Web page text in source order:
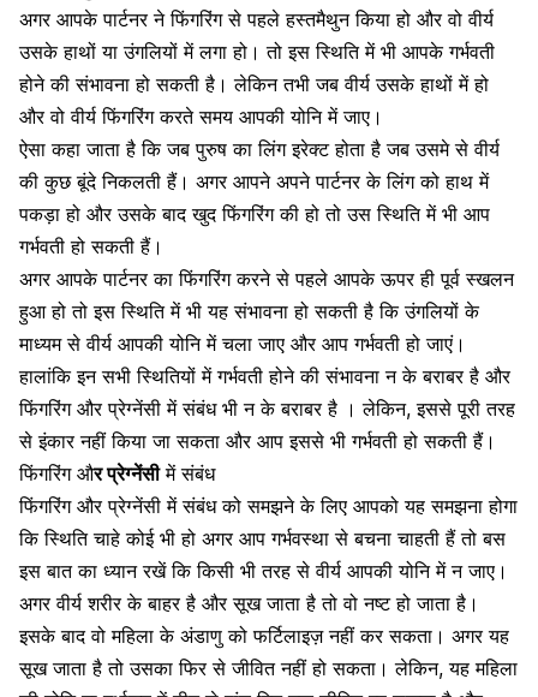
अगर आपके पार्टनर ने फिंगरिंग से पहलेहस्तमैथुन किया हो और वो वीर्य
उसके हाथों या उंगलियों में लगा हो। तो इस स्थिति में भी आपके गर्भवती
होने की संभावना हो सकती है। लेकिन तभी जब वीर्य उसके हाथों में हो
और वो वीर्य फिंगरिंग करते समय आपकी योनि में जाए।
ऐसा कहा जाता है कि जब पुरुष का लिंग इरेक्ट होता है जब उसमे से वीर्य
की कुछ बूंदे निकलती हैं। अगर आपने अपने पार्टनर के लिंग को हाथ में
पकड़ा हो और उसके बाद खुद फिंगरिंग की हो तो उस स्थिति में भी आप
गर्भवती हो सकती हैं।
अगर आपके पार्टनर का फिंगरिंग करने से पहले आपके ऊपर ही पूर्व स्खलन
हुआ हो तो इस स्थिति में भी यह संभावना हो सकती है कि उंगलियों के
माध्यम से वीर्य आपकी योनि में चला जाए और आप गर्भवती हो जाएं।
हालांकि इन सभी स्थितियों में गर्भवती होने की संभावना न के बराबर है और
फिंगरिंग और प्रेग्नेंसी में संबंधभी न के बराबर है । लेकिन, इससे पूरी तरह
से इंकार नहीं किया जा सकता और आप इससे भी गर्भवती हो सकती हैं।
फिंगरिंग और प्रेग्नेंसीमें संबंध
फिंगरिंग और प्रेग्नेंसी में संबंध को समझने के लिए आपको यह समझना होगा
कि स्थिति चाहे कोई भी हो अगर आप गर्भवस्था से बचना चाहती हैं तो बस
इस बात का ध्यान रखें कि किसी भी तरह से वीर्य आपकी योनि में न जाए।
अगर वीर्य शरीर के बाहर है और सूख जाता है तो वो नष्ट हो जाता है।
इसके बाद वो महिला के अंडाणु को फर्टिलाइज़ नहीं कर सकता। अगर यह
सूख जाता है तो उसका फिर से जीवित नहीं हो सकता। लेकिन, यह महिला